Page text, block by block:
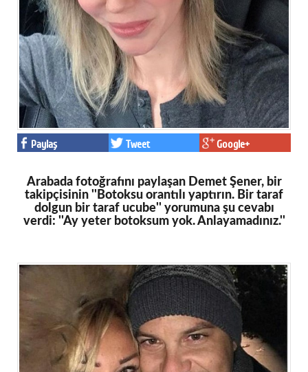
Paylaş Tweet Google+
Arabada fotoğrafını paylaşan Demet Şener, bir
takipçisinin ''Botoksu orantılı yaptırın. Bir taraf
dolgun bir taraf ucube'' yorumuna şu cevabı
verdi: ''Ay yeter botoksum yok. Anlayamadınız.''